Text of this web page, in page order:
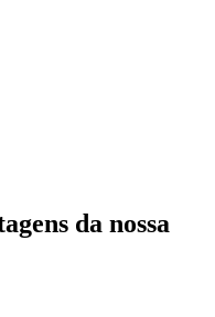
da nossa